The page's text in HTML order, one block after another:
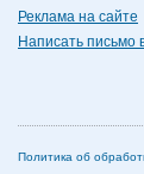
Реклама на сайте
Написать письмо
Политика об